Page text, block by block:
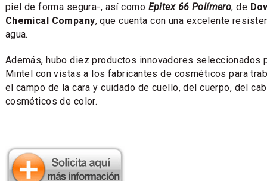
piel de forma segura-, así como Epitex 66 Polímero, de
Chemical Company, que cuenta con una excelente
agua.
Además, hubo diez productos innovadores seleccionados
Mintel con vistas a los fabricantes de cosméticos para
el campo de la cara y cuidado de cuello, del cuerpo, del
cosméticos de color.